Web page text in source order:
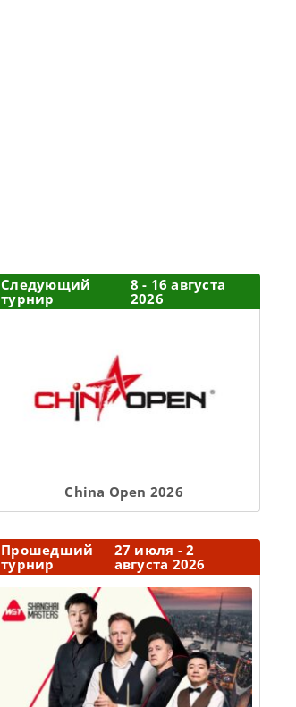
Следующий
турнир
8 - 16 августа
2026
Сhina Open 2026
Прошедший
турнир
27 июля - 2
августа 2026